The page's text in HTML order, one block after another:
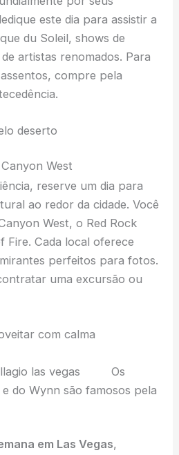
este dia para assistir a
du Soleil, shows de
artistas renomados. Para
compre pela
deserto
reserve um dia para
ao redor da cidade. Você
West, o Red Rock
Fire. Cada local oferece
perfeitos para fotos.
uma excursão ou
com calma
Os
do Wynn são famosos pela
em Las Vegas,